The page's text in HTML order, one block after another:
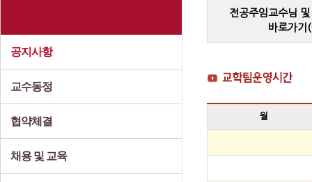
공지사항
교수동정
협약체결
채용 및 교육
전공주임교수님
바로가기
월